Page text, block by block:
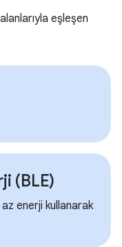
eşleşen
(BLE)
enerji kullanarak